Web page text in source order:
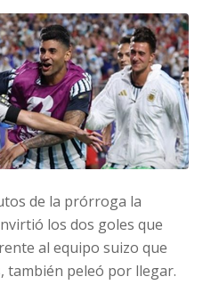
de la prórroga la
los dos goles que
al equipo suizo que
también peleó por llegar.